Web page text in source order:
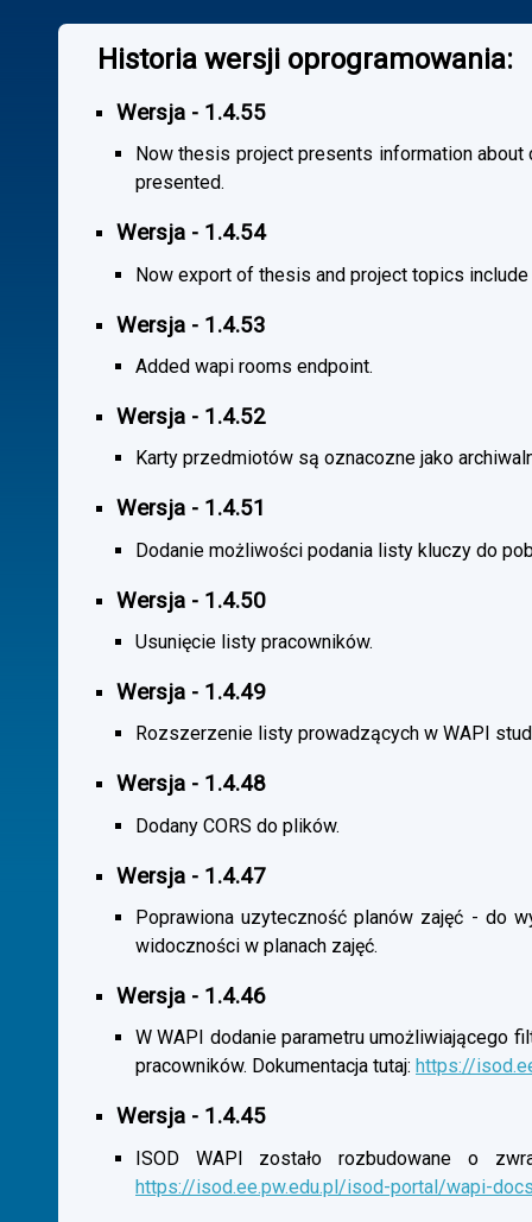
Historia wersji oprogramowania:
Wersja - 1.4.55
Now thesis project presents information
presented.
Wersja - 1.4.54
Now export of thesis and project topics
Wersja - 1.4.53
Added wapi rooms endpoint.
Wersja - 1.4.52
Karty przedmiotów są oznacozne jako
Wersja - 1.4.51
Dodanie możliwości podania listy kluczy do
Wersja - 1.4.50
Usunięcie listy pracowników.
Wersja - 1.4.49
Rozszerzenie listy prowadzących w WAPI
Wersja - 1.4.48
Dodany CORS do plików.
Wersja - 1.4.47
Poprawiona uzyteczność planów zajęć - do
widoczności w planach zajęć.
Wersja - 1.4.46
W WAPI dodanie parametru umożliwiającego
pracowników. Dokumentacja tutaj: https://
Wersja - 1.4.45
ISOD WAPI zostało rozbudowane o
https://isod.ee.pw.edu.pl/isod-portal/wapi-